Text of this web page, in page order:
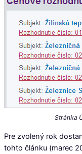
Stránka
Pre zvolený rok
tohto článku (marec